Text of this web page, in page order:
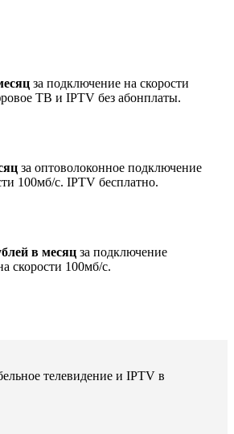
за подключение на скорости
ТВ и IPTV без абонплаты.
за оптоволоконное подключение
100мб/с. IPTV бесплатно.
в месяц за подключение
скорости 100мб/с.